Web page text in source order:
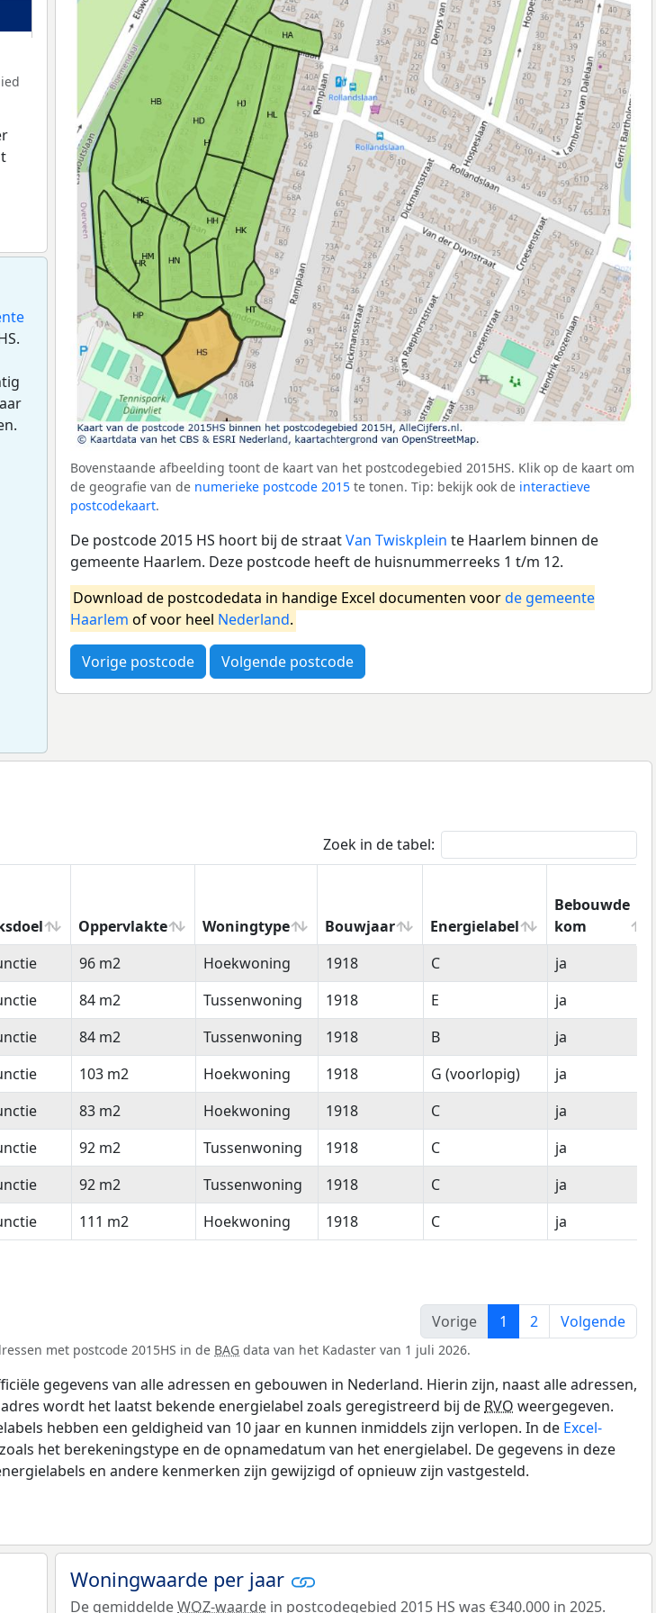
Bovenstaande afbeelding toont de kaart van het postcodegebied 2015HS. Klik op de kaart om
de geografie van de numerieke postcode 2015 te tonen. Tip: bekijk ook de interactieve
postcodekaart.
De postcode 2015 HS hoort bij de straatVan Twiskplein te Haarlem binnen de
gemeente Haarlem. Deze postcode heeft de huisnummerreeks 1 t/m 12.
Download de postcodedata in handige Excel documenten voorde gemeente
Haarlem of voor heel Nederland.
Vorige postcode Volgende postcode
Zoek in de tabel:
Oppervlakte Woningtype Bouwjaar Energielabel
Bebouwde
kom
Oppervlakte Woningtype Bouwjaar Energielabel
Bebouwde
kom
96 m2 Hoekwoning 1918 C
ja
84 m2 Tussenwoning 1918 E
ja
84 m2 Tussenwoning 1918 B
ja
103 m2 Hoekwoning 1918 G (voorlopig)
ja
83 m2 Hoekwoning 1918 C
ja
92 m2 Tussenwoning 1918 C
ja
92 m2 Tussenwoning 1918 C
ja
111 m2 Hoekwoning 1918 C ja
Vorige
1 2 Volgende
met postcode 2015HS in de BAG data van het Kadaster van 1 juli 2026.
gegevens van alle adressen en gebouwen in Nederland. Hierin zijn, naast alle adressen,
wordt het laatst bekende energielabel zoals geregistreerd bij de RVO weergegeven.
hebben een geldigheid van 10 jaar en kunnen inmiddels zijn verlopen. In de Excel-
het berekeningstype en de opnamedatum van het energielabel. De gegevens in deze
en andere kenmerken zijn gewijzigd of opnieuw zijn vastgesteld.
Woningwaarde per jaar
De gemiddeldeWOZ-waarde in postcodegebied 2015 HS was €340.000 in 2025.